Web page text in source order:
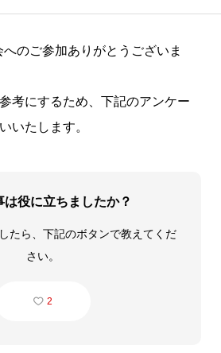
、参加企業・団体）
のご参加ありがとうございま
考にするため、下記のアンケー
いいたします。
は役に立ちましたか？
たら、下記のボタンで教えてくだ
さい。
2